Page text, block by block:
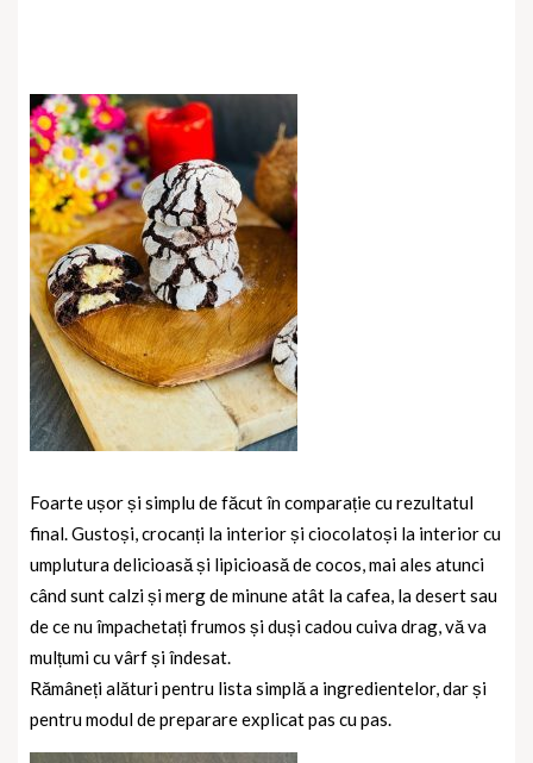
Foarte ușor și simplu de făcut în comparație cu rezultatul
final. Gustoși, crocanți la interior și ciocolatoși la interior cu
umplutura delicioasă și lipicioasă de cocos, mai ales atunci
când sunt calzi și merg de minune atât la cafea, la desert sau
de ce nu împachetați frumos și duși cadou cuiva drag, vă va
mulțumi cu vârf și îndesat.
Rămâneți alături pentru lista simplă a ingredientelor, dar și
pentru modul de preparare explicat pas cu pas.